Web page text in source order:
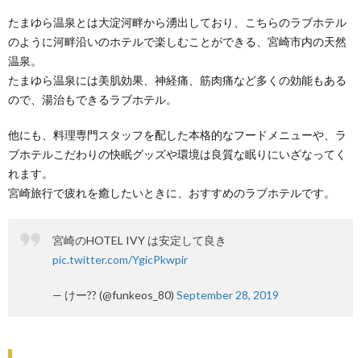
たまゆら温泉とは大淀河畔から湧出しており、こちらのラブホテル
のように河畔沿いのホテルで楽しむことができる、宮崎市内の天然
温泉。
たまゆら温泉には美肌効果、神経痛、筋肉痛など多くの効能もある
ので、湯治もできるラブホテル。
他にも、料理専門スタッフを配した本格的なフードメニューや、ラ
ブホテルこだわりの快眠グッズや環境は良質な眠りにいざなってく
れます。
宮崎旅行で疲れを癒したいときに、おすすめのラブホテルです。
宮崎のHOTEL IVY は安定して良き
pic.twitter.com/YgicPkwpir
— けー?? (@funkeos_80) September 28, 2019